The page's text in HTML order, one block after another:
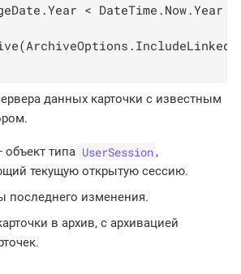
< DateTime.Now.Year
данных карточки с известным
объект типа UserSession ,
текущую открытую сессию.
последнего изменения.
в архив, с архивацией